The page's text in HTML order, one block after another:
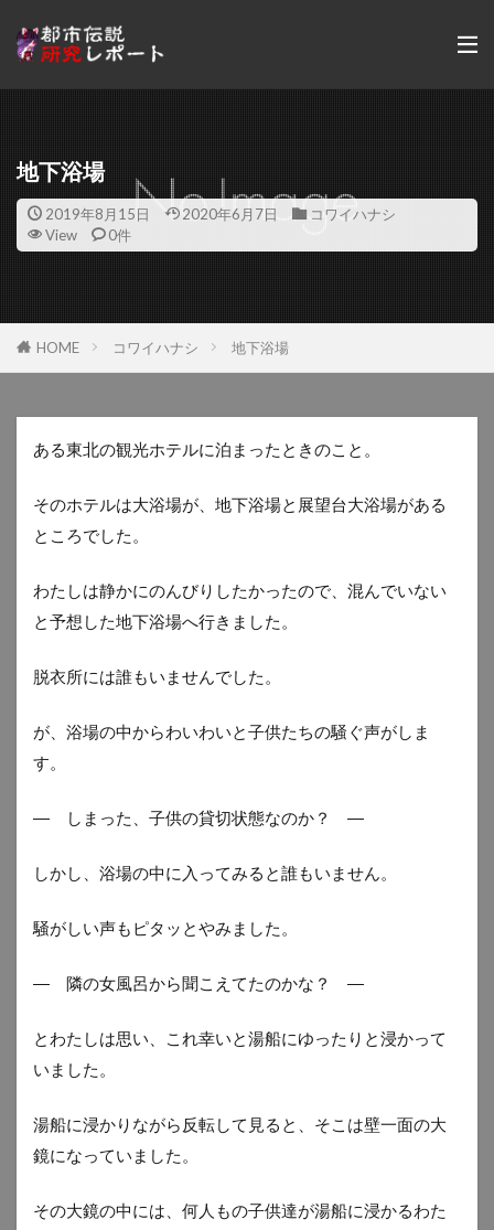
地下浴場
2019年8月15日 2020年6月7日
コワイハナシ
View
0件
HOME コワイハナシ 地下浴場
ある東北の観光ホテルに泊まったときのこと。
そのホテルは大浴場が、地下浴場と展望台大浴場がある
ところでした。
わたしは静かにのんびりしたかったので、混んでいない
と予想した地下浴場へ行きました。
脱衣所には誰もいませんでした。
が、浴場の中からわいわいと子供たちの騒ぐ声がしま
す。
― しまった、子供の貸切状態なのか？ ―
しかし、浴場の中に入ってみると誰もいません。
騒がしい声もピタッとやみました。
― 隣の女風呂から聞こえてたのかな？ ―
とわたしは思い、これ幸いと湯船にゆったりと浸かって
いました。
湯船に浸かりながら反転して見ると、そこは壁一面の大
鏡になっていました。
その大鏡の中には、何人もの子供達が湯船に浸かるわた